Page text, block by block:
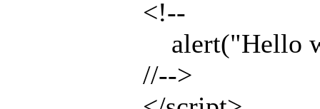
<!--
alert("Hello
//-->